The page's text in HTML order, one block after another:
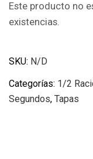
Este producto no
existencias.
SKU: N/D
Categorías: 1/2
Segundos, Tapas